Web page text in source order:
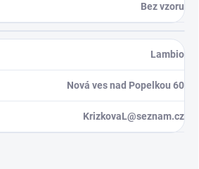
Bez vzoru
Lambio
Nová ves nad Popelkou 60
KrizkovaL@seznam.cz